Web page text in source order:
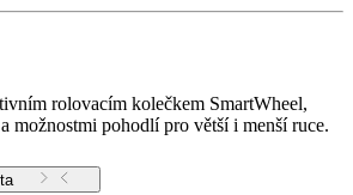
rolovacím kolečkem SmartWheel,
možnostmi pohodlí pro větší i menší ruce.